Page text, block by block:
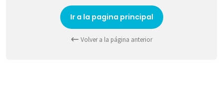
Ir a la pagina principal
Volver a la página anterior